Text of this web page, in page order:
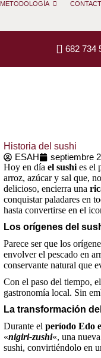
METODOLOGÍA
682 734
Historia del sushi
ESAH
septiembre
Hoy en día el sushi es el
arroz, azúcar y sal que,
delicioso, encierra una
conquistar paladares en
hasta convertirse en el
Los orígenes del
Parece ser que los
envolver el pescado en
conservante natural que
Con el paso del tiempo,
gastronomía local. Sin
La transformación
Durante el período Edo
«nigiri-zushi«, una
sushi, convirtiéndolo en